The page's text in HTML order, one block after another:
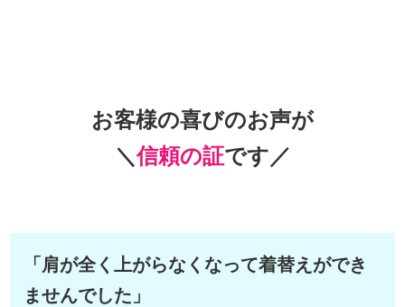
お客様の喜びのお声が
＼信頼の証です／
「肩が全く上がらなくなって着替えができ
ませんでした」